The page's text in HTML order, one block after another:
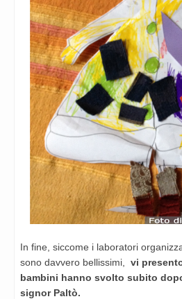
In fine, siccome i laboratori
sono davvero bellissimi,
vi
bambini hanno svolto subito
signor Paltò.